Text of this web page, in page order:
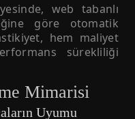
web tabanlı
göre otomatik
hem maliyet
sürekliliği
Mimarisi
Uyumu